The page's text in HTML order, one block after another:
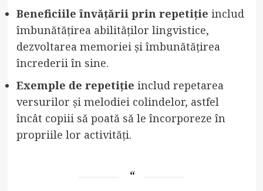
Beneficiile învățării prin repetiție includ
îmbunătățirea abilităților lingvistice,
dezvoltarea memoriei și îmbunătățirea
încrederii în sine.
Exemple de repetiție includ repetarea
versurilor și melodiei colindelor, astfel
încât copiii să poată să le încorporeze în
propriile lor activități.